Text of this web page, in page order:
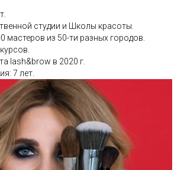
студии и Школы красоты.
мастеров из 50-ти разных городов.
lash&brow в 2020 г.
7 лет.